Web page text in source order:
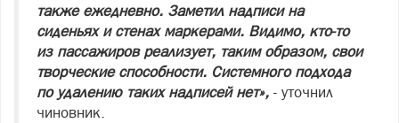
также ежедневно. Заметил надписи на
сиденьях и стенах маркерами. Видимо, кто-то
из пассажиров реализует, таким образом, свои
творческие способности. Системного подхода
по удалению таких надписей нет», - уточнил
чиновник.